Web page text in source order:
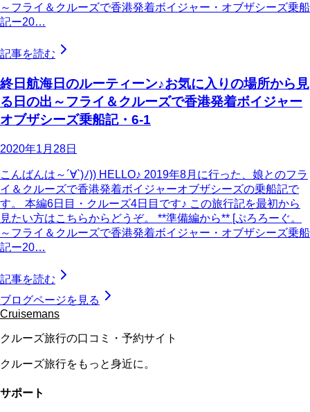
～フライ＆クルーズで香港発着ボイジャー・オブザシーズ乗船
記ー20…
記事を読む
終日航海日のルーティーン♪お気に入りの場所から見
る日の出～フライ＆クルーズで香港発着ボイジャー
オブザシーズ乗船記・6-1
2020年1月28日
こんばんは～´∀`)ﾉ)) HELLO♪ 2019年8月に行った、娘とのフラ
イ＆クルーズで香港発着ボイジャーオブザシーズの乗船記で
す。 本編6日目・クルーズ4日目です♪ この旅行記を最初から
見たい方はこちらからどうぞ。 **準備編から** [ぷろろーぐ。
～フライ＆クルーズで香港発着ボイジャー・オブザシーズ乗船
記ー20…
記事を読む
ブログページを見る
Cruisemans
クルーズ旅行の口コミ・予約サイト
クルーズ旅行をもっと身近に。
サポート